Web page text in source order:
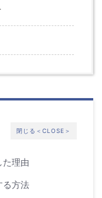
閉じる＜CLOSE＞
た理由
る方法